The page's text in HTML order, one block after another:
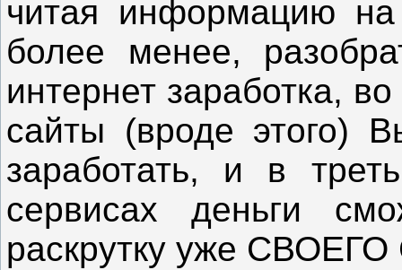
читая информацию
более менее,
интернет заработка,
сайты (вроде этого)
заработать, и в
сервисах деньги
раскрутку уже